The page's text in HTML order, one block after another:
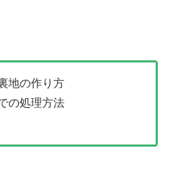
地の作り方
の処理方法